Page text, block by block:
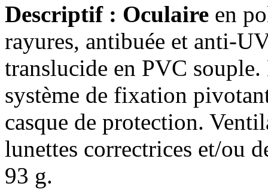
Descriptif : Oculaire en
rayures, antibuée et anti-
translucide en PVC souple.
système de fixation
casque de protection.
lunettes correctrices et/ou
93 g.